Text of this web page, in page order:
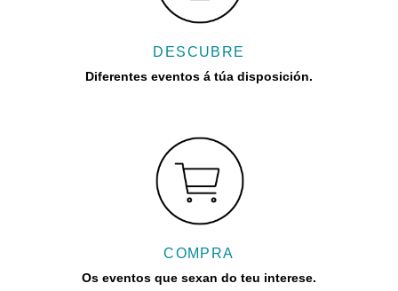
DESCUBRE
Diferentes eventos á túa disposición.
COMPRA
Os eventos que sexan do teu interese.